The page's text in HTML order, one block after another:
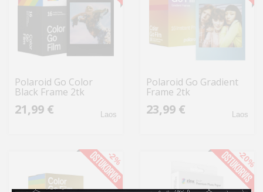
Polaroid Go Color
Black Frame 2tk
21,99 € Laos
Polaroid Go Gradient
Frame 2tk
23,99 € Laos
-2% -20%